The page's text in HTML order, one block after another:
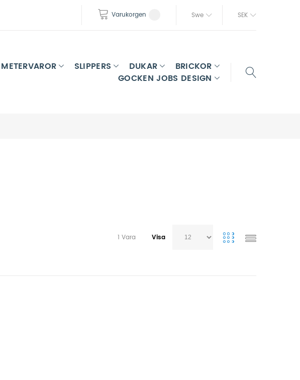
Swe SEK
Varukorgen
METERVAROR SLIPPERS DUKAR
BRICKOR
GOCKEN JOBS DESIGN
1 Vara Visa